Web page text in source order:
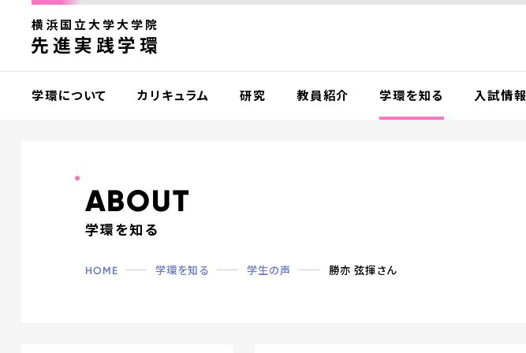
横浜国立大学大学院
先進実践学環
学環について カリキュラム 研究 教員紹介 学環を知る 入試情報
ABOUT
学環を知る
HOME 学環を知る 学生の声 勝亦 弦揮さん